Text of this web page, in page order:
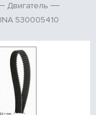
Двигатель
INA 530005410